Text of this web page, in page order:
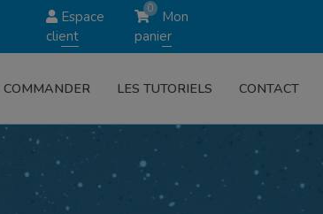
Espace
client
0
Mon
panier
COMMANDER LES TUTORIELS CONTACT